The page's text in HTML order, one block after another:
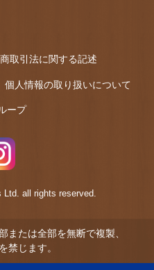
取引法に関する記述
個人情報の取り扱いについて
ープ
all rights reserved.
または全部を無断で複製、
禁じます。